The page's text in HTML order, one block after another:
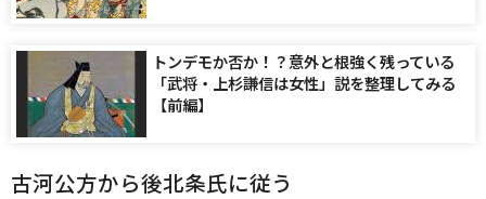
トンデモか否か！？意外と根強く残っている
「武将・上杉謙信は女性」説を整理してみる
【前編】
古河公方から後北条氏に従う